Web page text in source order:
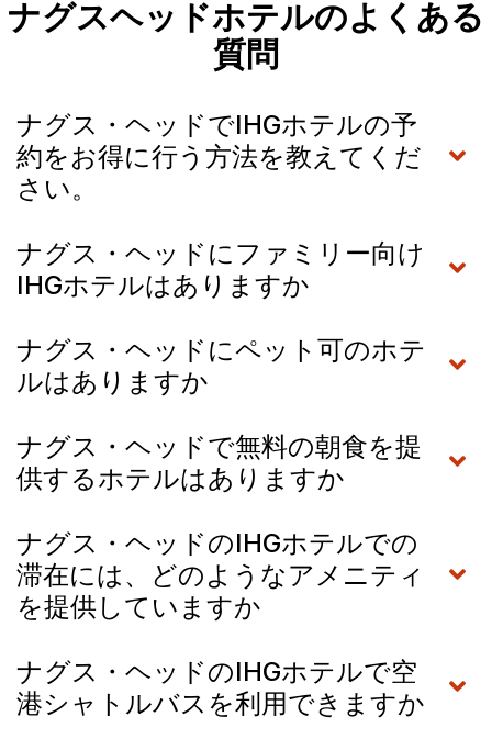
ナグスヘッドホテルのよくある
質問
ナグス・ヘッドでIHGホテルの予
約をお得に行う方法を教えてくだ
さい。
ナグス・ヘッドにファミリー向け
IHGホテルはありますか
ナグス・ヘッドにペット可のホテ
ルはありますか
ナグス・ヘッドで無料の朝食を提
供するホテルはありますか
ナグス・ヘッドのIHGホテルでの
滞在には、どのようなアメニティ
を提供していますか
ナグス・ヘッドのIHGホテルで空
港シャトルバスを利用できますか